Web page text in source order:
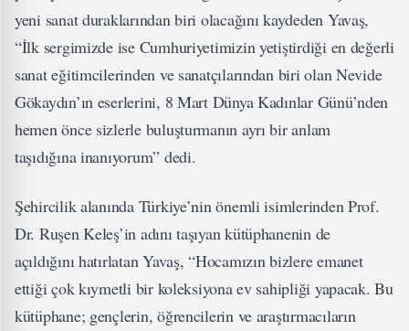
yeni sanat duraklarından biri olacağını kaydeden Yavaş,
“İlk sergimizde ise Cumhuriyetimizin yetiştirdiği en değerli
sanat eğitimcilerinden ve sanatçılarından biri olan Nevide
Gökaydın’ın eserlerini, 8 Mart Dünya Kadınlar Günü’nden
hemen önce sizlerle buluşturmanın ayrı bir anlam
taşıdığına inanıyorum” dedi.
Şehircilik alanında Türkiye’nin önemli isimlerinden Prof.
Dr. Ruşen Keleş’in adını taşıyan kütüphanenin de
açıldığını hatırlatan Yavaş, “Hocamızın bizlere emanet
ettiği çok kıymetli bir koleksiyona ev sahipliği yapacak. Bu
kütüphane; gençlerin, öğrencilerin ve araştırmacıların